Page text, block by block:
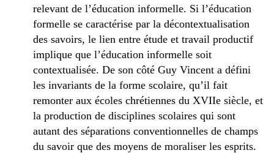
relevant de l’éducation informelle. Si l’éducation
formelle se caractérise par la décontextualisation
des savoirs, le lien entre étude et travail productif
implique que l’éducation informelle soit
contextualisée. De son côté Guy Vincent a défini
les invariants de la forme scolaire, qu’il fait
remonter aux écoles chrétiennes du XVIIe siècle, et
la production de disciplines scolaires qui sont
autant des séparations conventionnelles de champs
du savoir que des moyens de moraliser les esprits.